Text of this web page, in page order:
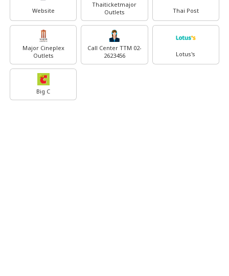
Website
Thaiticketmajor
Outlets
Thai Post
Major Cineplex
Outlets
Call Center TTM 02-
2623456
Lotus's
Big C